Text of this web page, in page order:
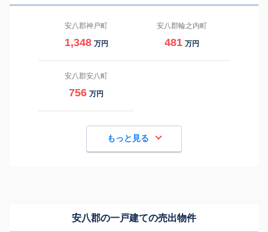
安八郡神戸町
1,348 万円
安八郡輪之内町
481 万円
安八郡安八町
756 万円
もっと見る
安八郡の一戸建ての売出物件